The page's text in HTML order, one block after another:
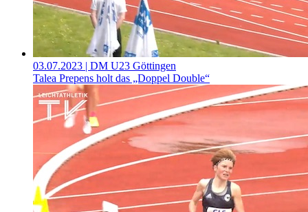
03.07.2023 | DM U23 Göttingen
Talea Prepens holt das „Doppel Double“